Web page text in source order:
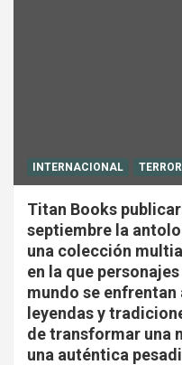
INTERNACIONAL TERROR
Titan Books
septiembre la
una colección
en la que
mundo se
leyendas y
de transformar una
una auténtica